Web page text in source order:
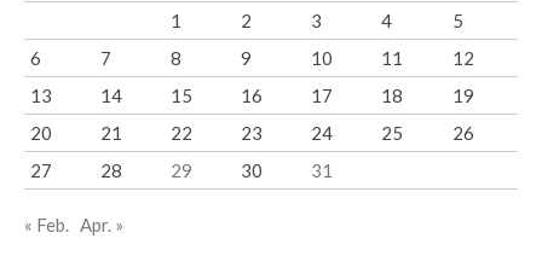
1
2 3 4
5
6
7 8 9 10 11
12
13
14 15 16 17 18
19
20
21 22 23 24 25
26
27
28 29 30 31
« Feb. Apr. »